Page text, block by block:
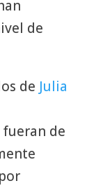
de
de Julia
fueran de